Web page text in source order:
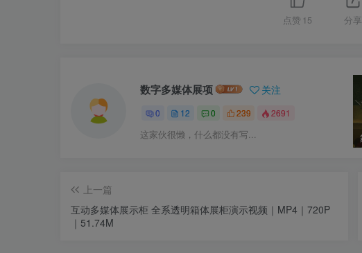
点赞 15 分享
数字多媒体展项 关注
0 12 0 239 2691
这家伙很懒，什么都没有写...
上一篇
互动多媒体展示柜 全系透明箱体展柜演示视频｜MP4｜720P
｜51.74M